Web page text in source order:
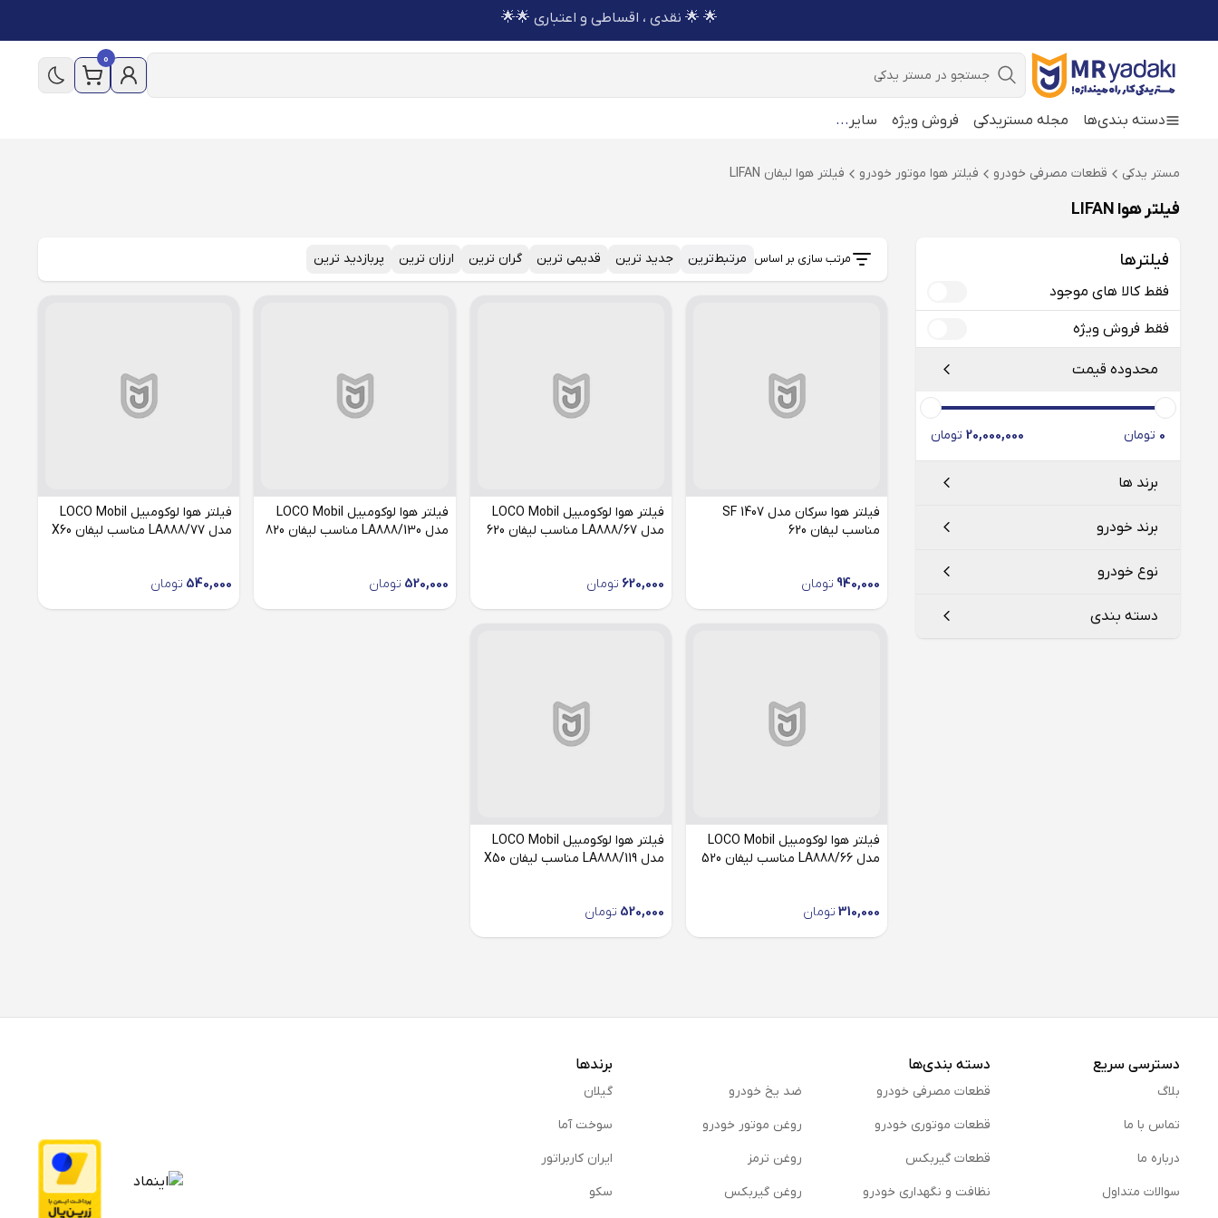
🌟 🌟 نقدی ، اقساطی و اعتباری 🌟🌟
جستجو
0
دسته بندی‌ها مجله مستریدکی فروش ویژه سایر ...
مستر یدکی قطعات مصرفی خودرو فیلتر هوا موتور خودرو فیلتر هوا لیفان LIFAN
فیلتر هوا LIFAN
فیلترها
فقط کالا های موجود
فقط فروش ویژه
محدوده قیمت
0 تومان 20,000,000 تومان
برند ها
فیلتر سرکان
Serkan
برند خودرو
نوع خودرو
دسته بندی
مرتب سازی بر اساس مرتبط‌ترین جدید ترین قدیمی ترین گران ترین ارزان ترین پربازدید ترین
فیلتر هوا سرکان مدل SF 1407
مناسب لیفان 620
940,000 تومان
فیلتر هوا لوکومبیل LOCO Mobil
مدل LA888/67 مناسب لیفان 620
620,000 تومان
فیلتر هوا لوکومبیل LOCO Mobil
مدل LA888/130 مناسب لیفان 820
520,000 تومان
فیلتر هوا لوکومبیل LOCO Mobil
مدل LA888/77 مناسب لیفان X60
540,000 تومان
فیلتر هوا لوکومبیل LOCO Mobil
مدل LA888/66 مناسب لیفان 520
310,000 تومان
فیلتر هوا لوکومبیل LOCO Mobil
مدل LA888/119 مناسب لیفان X50
520,000 تومان
دسترسی سریع
بلاگ
تماس با ما
درباره ما
سوالات متداول
دسته بندی‌ها
قطعات مصرفی خودرو
قطعات موتوری خودرو
قطعات گیربکس
نظافت و نگهداری خودرو
ضد یخ خودرو
روغن موتور خودرو
روغن ترمز
روغن گیربكس
برندها
گیلان
سوخت آما
ایران کاربراتور
سکو